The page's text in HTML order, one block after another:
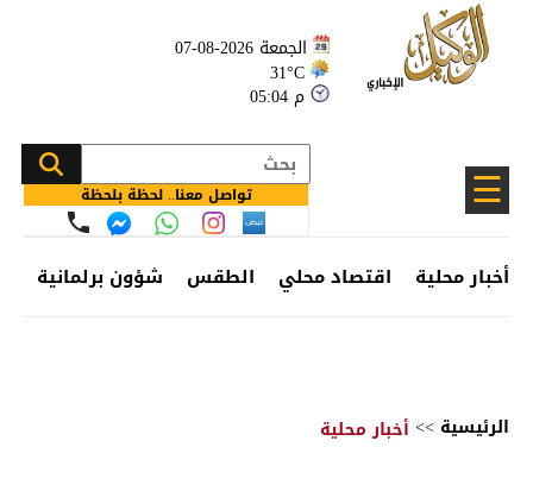
الجمعة 2026-08-07
31°C
05:04 م
☰ تواصل معنا.. لحظة بلحظة
أخبار محلية اقتصاد محلي الطقس شؤون برلمانية
الرئيسية >> أخبار محلية